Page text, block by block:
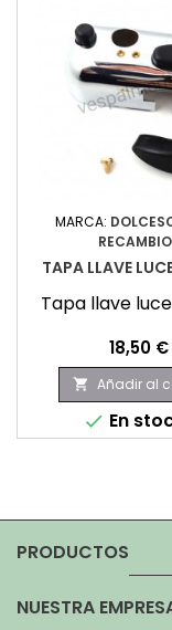
MARCA:
TAPA LLAVE
Tapa llave
Precio
18,50 €
 Añadir al
 En
PRODUCTOS
NUESTRA